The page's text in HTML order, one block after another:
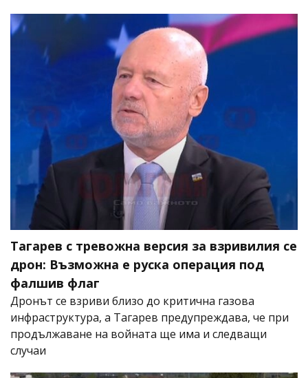
Тагарев с тревожна версия за взривилия се
дрон: Възможна е руска операция под
фалшив флаг
Дронът се взриви близо до критична газова
инфраструктура, а Тагарев предупреждава, че при
продължаване на войната ще има и следващи
случаи